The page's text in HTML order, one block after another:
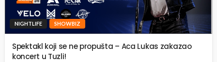
NIGHTLIFE SHOWBIZ
Spektakl koji se ne propušta – Aca Lukas zakazao
koncert u Tuzli!